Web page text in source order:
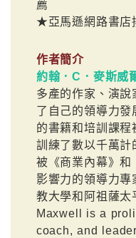
薦
★亞馬遜網路書店
作者簡介
約翰．C．麥斯威
多產的作家、演說
了自己的領導力發
的書籍和培訓課
訓練了數以千萬計
被《商業內幕》和
影響力的領導力專
教大學和阿祖薩
Maxwell is a
coach, and